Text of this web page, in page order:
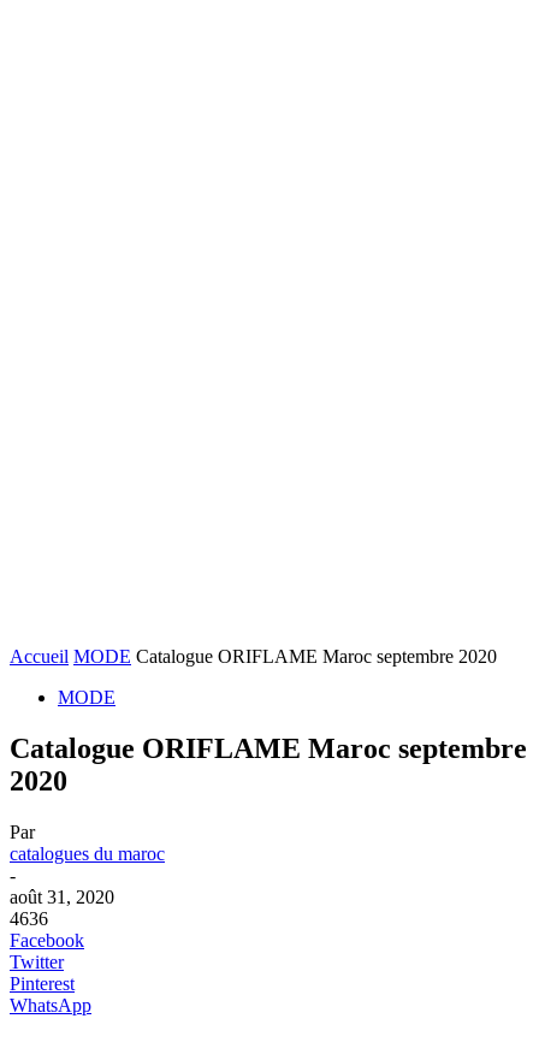
Accueil MODE Catalogue ORIFLAME Maroc septembre 2020
MODE
Catalogue ORIFLAME Maroc septembre
2020
Par
catalogues du maroc
-
août 31, 2020
4636
Facebook
Twitter
Pinterest
WhatsApp